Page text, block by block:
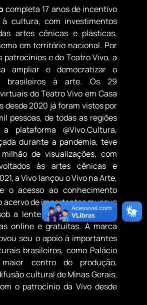
completa 17 anos de incentivo
à cultura, com investimentos
artes cênicas e plásticas,
em território nacional. Por
patrocínios e do Teatro Vivo, a
ampliar e democratizar o
brasileiros à arte. Os 29
do Teatro Vivo em Casa
desde 2020 já foram vistos por
pessoas, de todas as regiões
plataforma @Vivo.Cultura,
durante a pandemia, teve
de visualizações, com
às artes cênicas e
a Vivo lançou o Vivo na Arte,
o acesso ao conhecimento
acervo de importantes museus
a lente da diversidade, por
online e gratuitas. A marca
seu o apoio à importantes
brasileiros, como Palácio
centro de produção,
cultural de Minas Gerais,
o patrocínio da Vivo desde